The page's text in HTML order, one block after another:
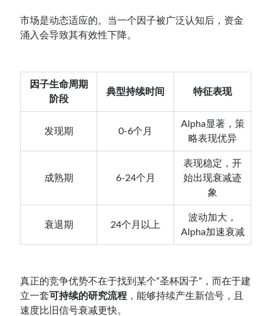
市场是动态适应的。当一个因子被广泛认知后，资金
涌入会导致其有效性下降。
因子生命周期
阶段
典型持续时间 特征表现
发现期 0-6个月
Alpha显著，策
略表现优异
成熟期 6-24个月
表现稳定，开
始出现衰减迹
象
衰退期 24个月以上
波动加大，
Alpha加速衰减
真正的竞争优势不在于找到某个”圣杯因子”，而在于建
立一套可持续的研究流程 ，能够持续产生新信号，且
速度比旧信号衰减更快。